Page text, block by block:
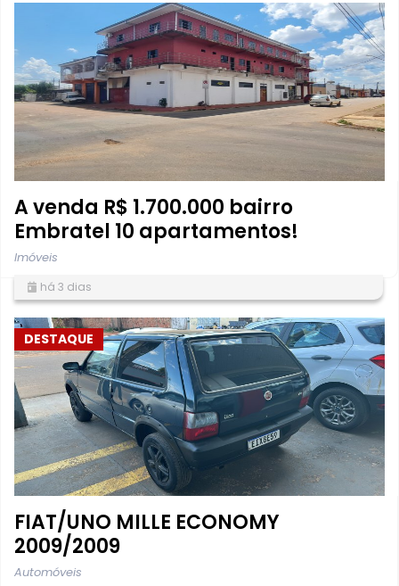
A venda R$ 1.700.000 bairro
Embratel 10 apartamentos!
Imóveis
há 3 dias
DESTAQUE
FIAT/UNO MILLE ECONOMY
2009/2009
Automóveis